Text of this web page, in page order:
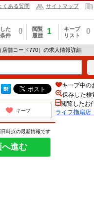
くある質問 サイトマップ
た
件
0
閲覧
履歴
1
キープ
リスト
0
店舗コード770）の求人情報詳細
キープ
時点の最新情報です
へ進む
キープ中の
保存した検
閲覧したお
ライフ指扇店